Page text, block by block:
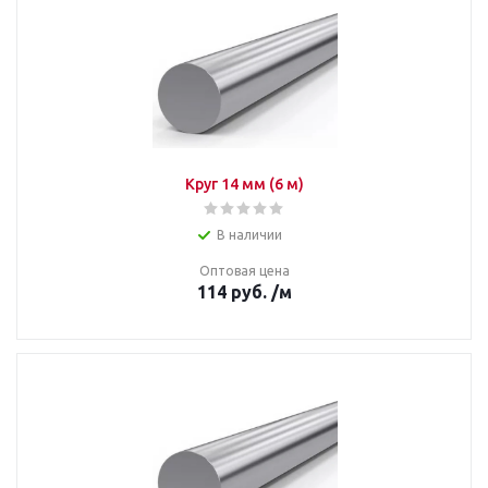
Круг 14 мм (6 м)
В наличии
Оптовая цена
114 руб. /м